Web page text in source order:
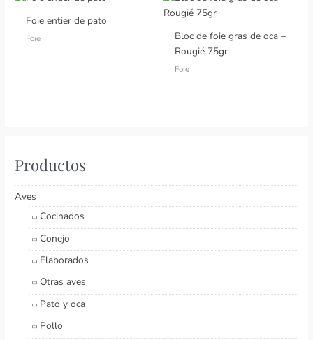
Foie entier de pato
Foie
Bloc de foie gras de oca –
Rougié 75gr
Foie
Productos
Aves
Cocinados
Conejo
Elaborados
Otras aves
Pato y oca
Pollo